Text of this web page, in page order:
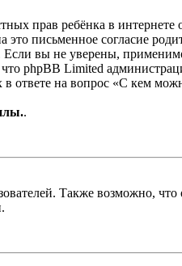
прав ребёнка в
письменное согласие
вы не уверены,
phpBB Limited
на вопрос «С кем
.
Также возможно,